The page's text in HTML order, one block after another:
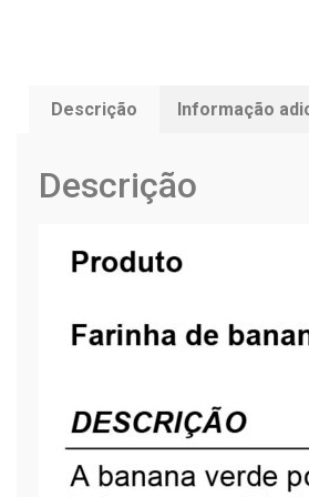
Descrição Informação
Descrição